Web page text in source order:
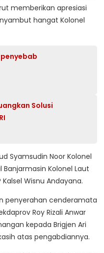
memberikan apresiasi
hangat Kolonel
Solusi
Syamsudin Noor Kolonel
Banjarmasin Kolonel Laut
Kalsel Wisnu Andayana.
penyerahan cenderamata
Roy Rizali Anwar
kepada Brigjen Ari
atas pengabdiannya.